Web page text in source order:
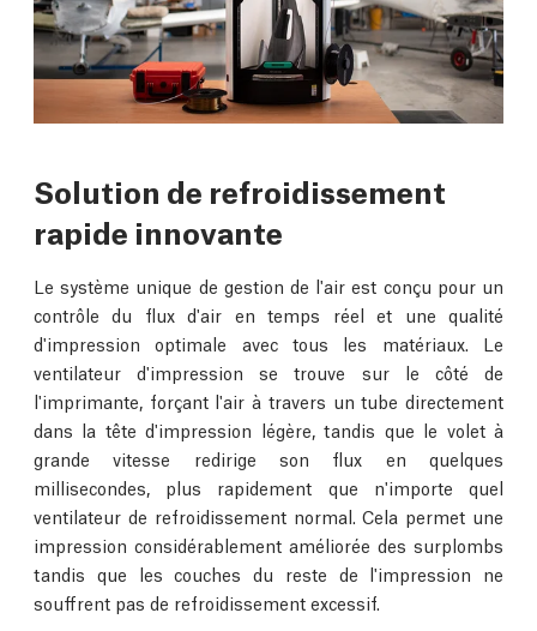
Solution de refroidissement
rapide innovante
Le système unique de gestion de l'air est conçu pour un
contrôle du flux d'air en temps réel et une qualité
d'impression optimale avec tous les matériaux. Le
ventilateur d'impression se trouve sur le côté de
l'imprimante, forçant l'air à travers un tube directement
dans la tête d'impression légère, tandis que le volet à
grande vitesse redirige son flux en quelques
millisecondes, plus rapidement que n'importe quel
ventilateur de refroidissement normal. Cela permet une
impression considérablement améliorée des surplombs
tandis que les couches du reste de l'impression ne
souffrent pas de refroidissement excessif.